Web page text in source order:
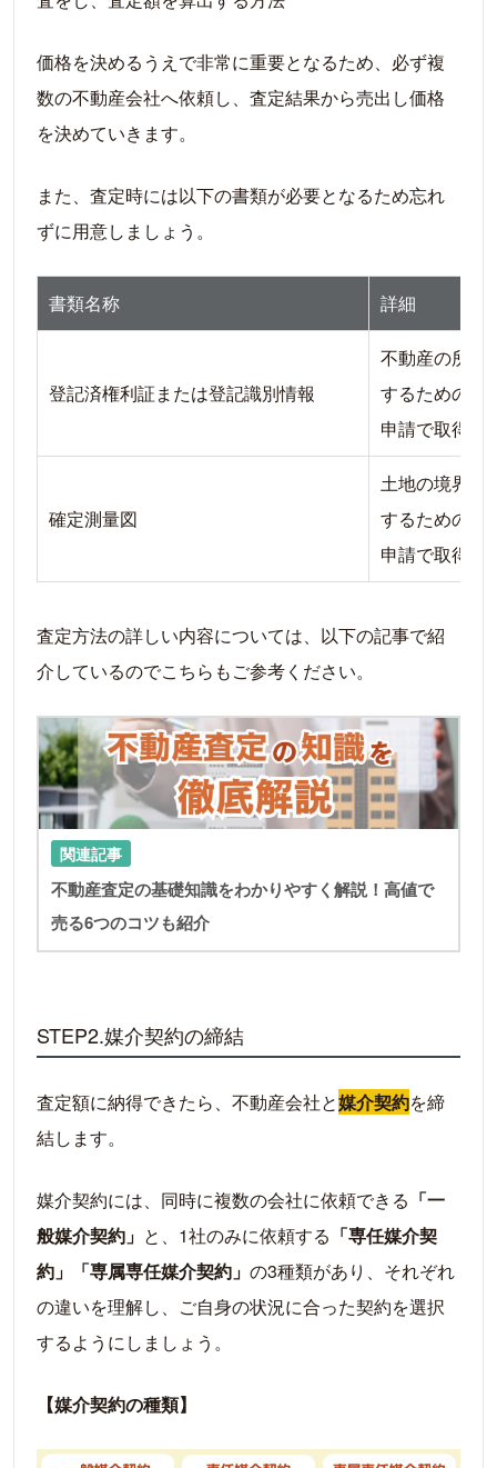
価格を決めるうえで非常に重要となるため、必ず複
数の不動産会社へ依頼し、査定結果から売出し価格
を決めていきます。
また、査定時には以下の書類が必要となるため忘れ
ずに用意しましょう。
書類名称 詳細
登記済権利証または登記識別情報
不動産の所有
するための書
申請で取得可
確定測量図
土地の境界が
するための書
申請で取得可
査定方法の詳しい内容については、以下の記事で紹
介しているのでこちらもご参考ください。
関連記事
不動産査定の基礎知識をわかりやすく解説！高値で
売る6つのコツも紹介
STEP2.媒介契約の締結
査定額に納得できたら、不動産会社と媒介契約を締
結します。
媒介契約には、同時に複数の会社に依頼できる 「一
般媒介契約」 と、1社のみに依頼する 「専任媒介契
約」「専属専任媒介契約」 の3種類があり、それぞれ
の違いを理解し、ご自身の状況に合った契約を選択
するようにしましょう。
【媒介契約の種類】